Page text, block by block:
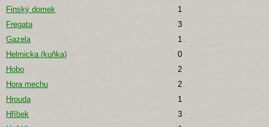
Finský domek
1
Fregata
3
Gazela
1
Helmicka (kuňka)
0
Hobo
2
Hora mechu
2
Hrouda
1
Hříbek
3